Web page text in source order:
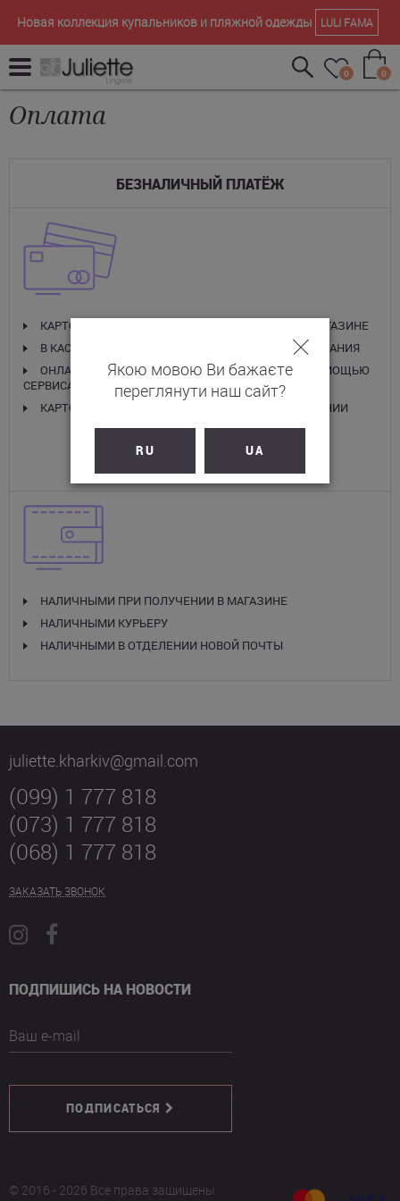
Новая коллекция купальников и пляжной одежды LULI FAMA
0 0
Оплата
БЕЗНАЛИЧНЫЙ ПЛАТЁЖ
КАРТОЙ VISA/MASTER CARD ПРИ ПОЛУЧЕНИИ В МАГАЗИНЕ
В КАССЕ БАНКА ЛИБО ТЕРМИНАЛЕ САМООБСЛУЖИВАНИЯ
ОНЛАЙН ОПЛАТА КАРТОЙ VISA/MASTER CARD С ПОМОЩЬЮ
СЕРВИСА LIQPAY
КАРТОЙ VISA/MASTER CARD КУРЬЕРУ ПРИ ПОЛУЧЕНИИ
НАЛИЧНЫМИ ПРИ ПОЛУЧЕНИИ В МАГАЗИНЕ
НАЛИЧНЫМИ КУРЬЕРУ
НАЛИЧНЫМИ В ОТДЕЛЕНИИ НОВОЙ ПОЧТЫ
juliette.kharkiv@gmail.com
(099) 1 777 818
(073) 1 777 818
(068) 1 777 818
ЗАКАЗАТЬ ЗВОНОК
ПОДПИШИСЬ НА НОВОСТИ
Ваш e-mail
ПОДПИСАТЬСЯ
© 2016 - 2026 Все права защищены
Якою мовою Ви бажаєте
переглянути наш сайт?
RU UA